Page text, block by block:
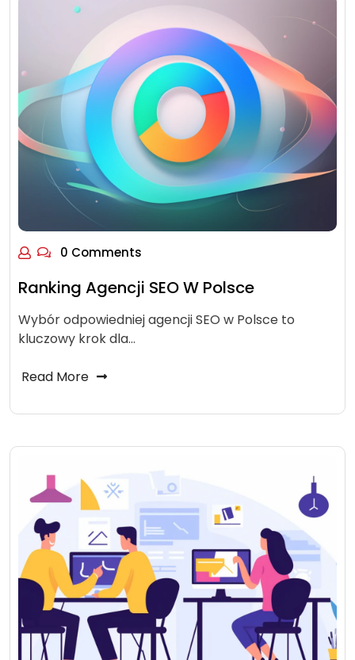
0 Comments
Ranking Agencji SEO W Polsce
Wybór odpowiedniej agencji SEO w Polsce to
kluczowy krok dla…
Read More